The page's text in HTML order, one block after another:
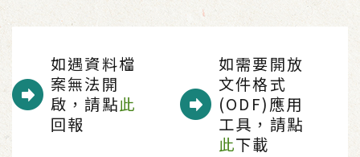
如遇資料檔
案無法開
啟，請點此
回報
如需要開放
文件格式
(ODF)應用
工具，請點
此下載